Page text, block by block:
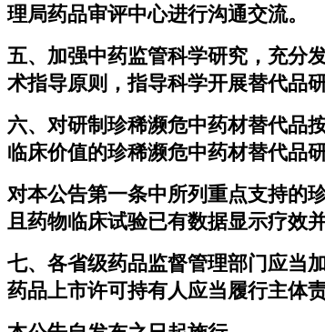
理局药品审评中心进行沟通交流。
五、加强中药监管科学研究，充分
术指导原则，指导科学开展替代品研
六、对研制珍稀濒危中药材替代品
临床价值的珍稀濒危中药材替代品
对本公告第一条中所列重点支持的
且药物临床试验已有数据显示疗效
七、各省级药品监督管理部门应当
药品上市许可持有人应当履行主体